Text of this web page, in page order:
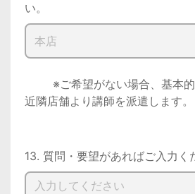
い。
近隣店舗より講師を派遣します。
13. 質問・要望があればご入力く